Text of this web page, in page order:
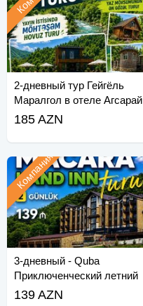
2-дневный тур Гейгёль
Маралгол в отеле Агсарай
185 AZN
3-дневный - Quba
Приключенческий летний
тур
Компания
139 AZN